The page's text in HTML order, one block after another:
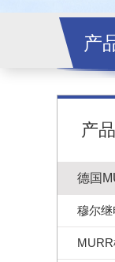
产
产
德国
穆尔继